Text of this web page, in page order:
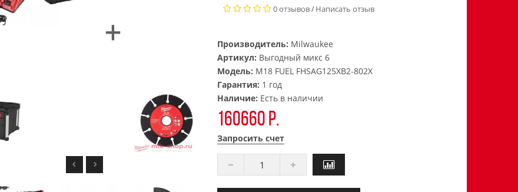
0 отзывов/ Написать отзыв
Производитель: Milwaukee
Артикул: Выгодный микс 6
Модель: M18 FUEL FHSAG125XB2-802X
Гарантия: 1 год
Наличие: Есть в наличии
160660 р.
Запросить счет